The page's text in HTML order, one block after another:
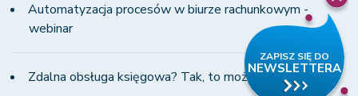
Automatyzacja procesów w biurze rachunkowym -
webinar
Zdalna obsługa księgowa? Tak, to możliwe!